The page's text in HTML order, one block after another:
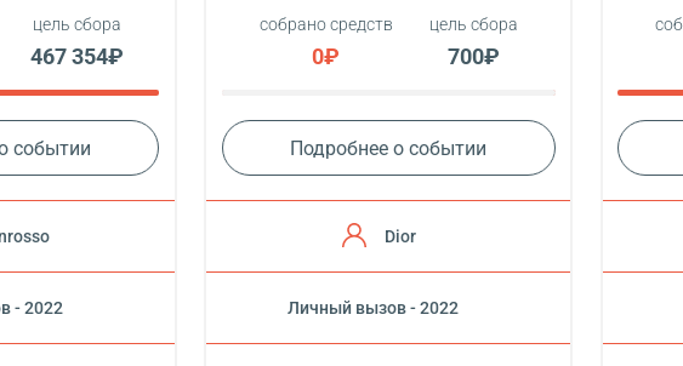
цель сбора
467 354₽
событии
- 2022
собрано средств
0₽
цель сбора
700₽
Подробнее о событии
Dior
Личный вызов - 2022